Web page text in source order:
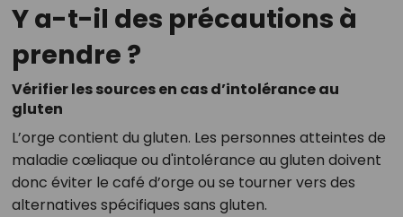
Y a-t-il des précautions à
prendre ?
Vérifier les sources en cas d’intolérance au
gluten
L’orge contient du gluten. Les personnes atteintes de
maladie cœliaque ou d'intolérance au gluten doivent
donc éviter le café d’orge ou se tourner vers des
alternatives spécifiques sans gluten.